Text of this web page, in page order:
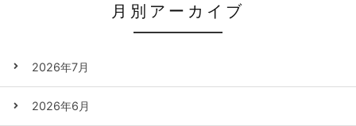
月別アーカイブ
2026年7月
2026年6月